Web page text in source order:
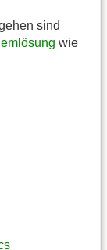
sind
wie